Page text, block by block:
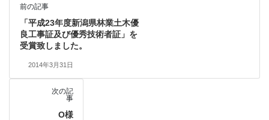
前の記事
「平成23年度新潟県林業土木優
良工事証及び優秀技術者証」を
受賞致しました。
2014年3月31日
次の記
事
O様